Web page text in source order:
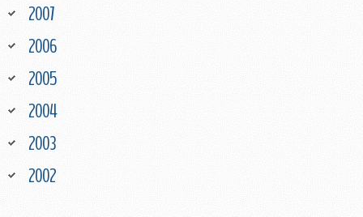
2007
2006
2005
2004
2003
2002